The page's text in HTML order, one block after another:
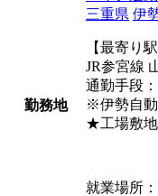
勤務地
三重県 伊
【最寄り駅
JR参宮線
通勤手段
※伊勢自動
★工場敷地
就業場所